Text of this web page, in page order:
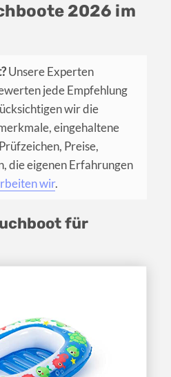
2026 im
Unsere Experten
jede Empfehlung
wir die
eingehaltene
Preise,
die eigenen Erfahrungen
wir.
für